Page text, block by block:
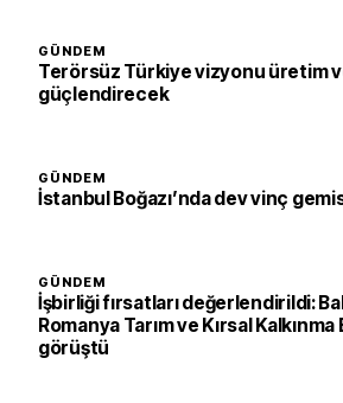
GÜNDEM
Terörsüz Türkiye vizyonu üretim
güçlendirecek
GÜNDEM
İstanbul Boğazı’nda dev vinç
GÜNDEM
İşbirliği fırsatları değerlendirildi:
Romanya Tarım ve Kırsal Kalkınma
görüştü